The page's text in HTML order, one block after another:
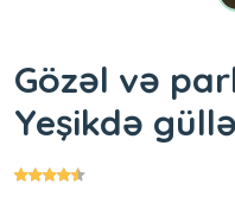
Gözəl və
Yeşikdə